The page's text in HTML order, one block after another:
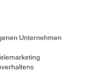
Unternehmen